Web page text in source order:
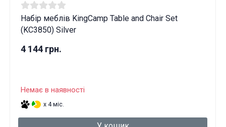
Набір меблів KingCamp Table and Chair Set
(KC3850) Silver
4 144 грн.
Немає в наявності
x 4 міс.